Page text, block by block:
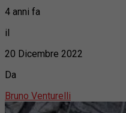
4 anni fa
il
20 Dicembre 2022
Da
Bruno Venturelli